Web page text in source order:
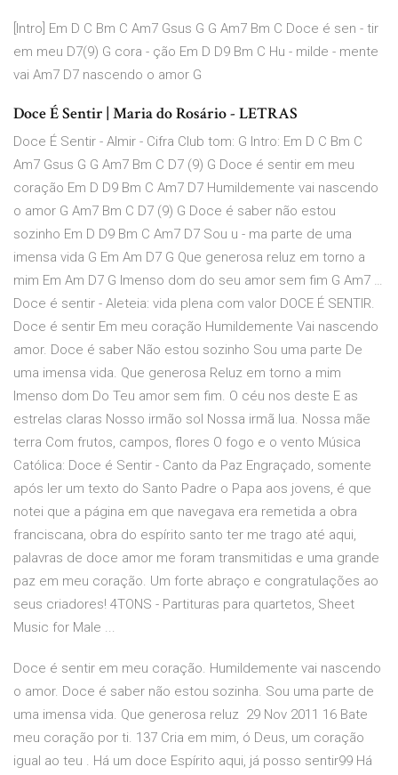
[Intro] Em D C Bm C Am7 Gsus G G Am7 Bm C Doce é sen - tir
em meu D7(9) G cora - ção Em D D9 Bm C Hu - milde - mente
vai Am7 D7 nascendo o amor G
Doce É Sentir | Maria do Rosário - LETRAS
Doce É Sentir - Almir - Cifra Club tom: G Intro: Em D C Bm C
Am7 Gsus G G Am7 Bm C D7 (9) G Doce é sentir em meu
coração Em D D9 Bm C Am7 D7 Humildemente vai nascendo
o amor G Am7 Bm C D7 (9) G Doce é saber não estou
sozinho Em D D9 Bm C Am7 D7 Sou u - ma parte de uma
imensa vida G Em Am D7 G Que generosa reluz em torno a
mim Em Am D7 G Imenso dom do seu amor sem fim G Am7 …
Doce é sentir - Aleteia: vida plena com valor DOCE É SENTIR.
Doce é sentir Em meu coração Humildemente Vai nascendo
amor. Doce é saber Não estou sozinho Sou uma parte De
uma imensa vida. Que generosa Reluz em torno a mim
Imenso dom Do Teu amor sem fim. O céu nos deste E as
estrelas claras Nosso irmão sol Nossa irmã lua. Nossa mãe
terra Com frutos, campos, flores O fogo e o vento Música
Católica: Doce é Sentir - Canto da Paz Engraçado, somente
após ler um texto do Santo Padre o Papa aos jovens, é que
notei que a página em que navegava era remetida a obra
franciscana, obra do espírito santo ter me trago até aqui,
palavras de doce amor me foram transmitidas e uma grande
paz em meu coração. Um forte abraço e congratulações ao
seus criadores! 4TONS - Partituras para quartetos, Sheet
Music for Male ...
Doce é sentir em meu coração. Humildemente vai nascendo
o amor. Doce é saber não estou sozinha. Sou uma parte de
uma imensa vida. Que generosa reluz 29 Nov 2011 16 Bate
meu coração por ti. 137 Cria em mim, ó Deus, um coração
igual ao teu . Há um doce Espírito aqui, já posso sentir99 Há